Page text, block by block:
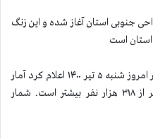
جنوبی استان آغاز شده و این زنگ
است
سازمان مجاهدين خلق ايران بعد از ظهر امروز شنبه ۵ تیر ۱۴۰۰ اعلام كرد آمار
جانگداز جانباختگان كرونا در ۵۴۷ شهر از ۳۱۸ هزار نفر بيشتر است. شمار